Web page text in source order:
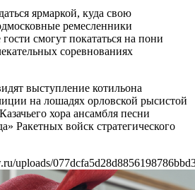
ярмаркой, куда свою
ремесленники
смогут покататься на пони
соревнованиях
выступление котильона
на лошадях орловской рысистой
хора ансамбля песни
Ракетных войск стратегического
uploads/